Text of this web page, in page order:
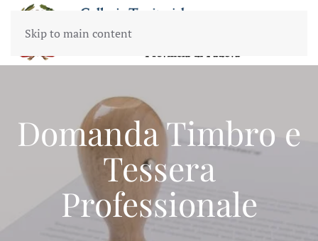
Skip to main content
Domanda Timbro e
Tessera
Professionale